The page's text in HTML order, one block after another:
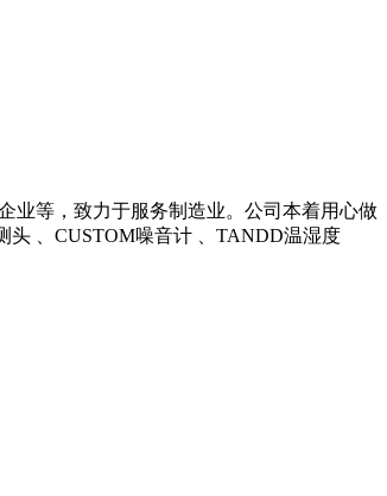
业等，致力于服务制造业。公司本着用心做
、CUSTOM噪音计 、TANDD温湿度